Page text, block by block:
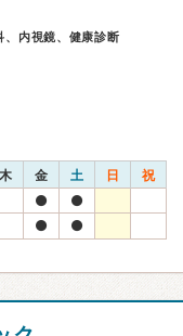
、内視鏡、健康診断
木 金 土 日 祝